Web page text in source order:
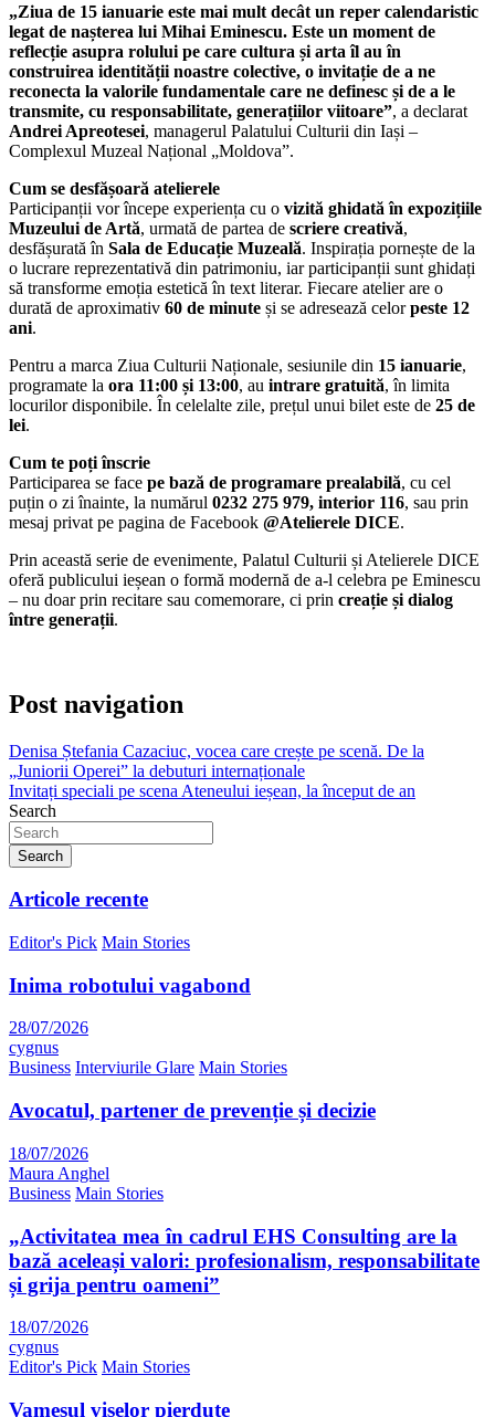
„Ziua de 15 ianuarie este mai mult decât un reper calendaristic
legat de nașterea lui Mihai Eminescu. Este un moment de
reflecție asupra rolului pe care cultura și arta îl au în
construirea identității noastre colective, o invitație de a ne
reconecta la valorile fundamentale care ne definesc și de a le
transmite, cu responsabilitate, generațiilor viitoare”, a declarat
Andrei Apreotesei, managerul Palatului Culturii din Iași –
Complexul Muzeal Național „Moldova”.
Cum se desfășoară atelierele
Participanții vor începe experiența cu o vizită ghidată în expozițiile
Muzeului de Artă, urmată de partea de scriere creativă,
desfășurată în Sala de Educație Muzeală. Inspirația pornește de la
o lucrare reprezentativă din patrimoniu, iar participanții sunt ghidați
să transforme emoția estetică în text literar. Fiecare atelier are o
durată de aproximativ 60 de minute și se adresează celorpeste 12
ani.
Pentru a marca Ziua Culturii Naționale, sesiunile din 15 ianuarie,
programate la ora 11:00 și 13:00, au intrare gratuită, în limita
locurilor disponibile. În celelalte zile, prețul unui bilet este de 25 de
lei.
Cum te poți înscrie
Participarea se face pe bază de programare prealabilă, cu cel
puțin o zi înainte, la numărul 0232 275 979, interior 116, sau prin
mesaj privat pe pagina de Facebook @Atelierele DICE.
Prin această serie de evenimente, Palatul Culturii și Atelierele DICE
oferă publicului ieșean o formă modernă de a-l celebra pe Eminescu
– nu doar prin recitare sau comemorare, ci prin creație și dialog
între generații.
Post navigation
Denisa Ștefania Cazaciuc, vocea care crește pe scenă. De la
„Juniorii Operei” la debuturi internaționale
Invitați speciali pe scena Ateneului ieșean, la început de an
Search
Search
Articole recente
Editor's Pick Main Stories
Inima robotului vagabond
28/07/2026
cygnus
Business Interviurile Glare Main Stories
Avocatul, partener de prevenție și decizie
18/07/2026
Maura Anghel
Business Main Stories
„Activitatea mea în cadrul EHS Consulting are la
bază aceleași valori: profesionalism, responsabilitate
și grija pentru oameni”
18/07/2026
cygnus
Editor's Pick Main Stories
Vameșul viselor pierdute